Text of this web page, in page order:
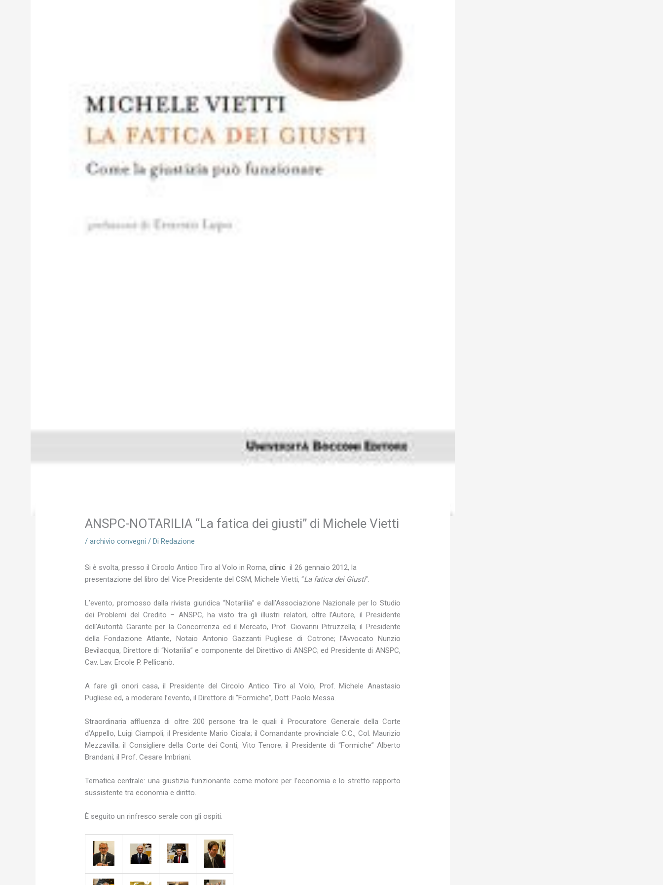
ANSPC-NOTARILIA “La fatica dei giusti” di Michele Vietti
/archivio convegni / DiRedazione
Si è svolta, presso il Circolo Antico Tiro al Volo in Roma,clinic il 26 gennaio 2012, la
presentazione del libro del Vice Presidente del CSM, Michele Vietti, “La fatica dei Giusti”.
L’evento, promosso dalla rivista giuridica “Notarilia” e dall’Associazione Nazionale per lo Studio
dei Problemi del Credito – ANSPC, ha visto tra gli illustri relatori, oltre l’Autore, il Presidente
dell’Autorità Garante per la Concorrenza ed il Mercato, Prof. Giovanni Pitruzzella; il Presidente
della Fondazione Atlante, Notaio Antonio Gazzanti Pugliese di Cotrone; l’Avvocato Nunzio
Bevilacqua, Direttore di “Notarilia” e componente del Direttivo di ANSPC; ed Presidente di ANSPC,
Cav. Lav. Ercole P. Pellicanò.
A fare gli onori casa, il Presidente del Circolo Antico Tiro al Volo, Prof. Michele Anastasio
Pugliese ed, a moderare l’evento, il Direttore di “Formiche”, Dott. Paolo Messa.
Straordinaria affluenza di oltre 200 persone tra le quali il Procuratore Generale della Corte
d’Appello, Luigi Ciampoli; il Presidente Mario Cicala; il Comandante provinciale C.C., Col. Maurizio
Mezzavilla; il Consigliere della Corte dei Conti, Vito Tenore; il Presidente di “Formiche” Alberto
Brandani; il Prof. Cesare Imbriani.
Tematica centrale: una giustizia funzionante come motore per l’economia e lo stretto rapporto
sussistente tra economia e diritto.
È seguito un rinfresco serale con gli ospiti.